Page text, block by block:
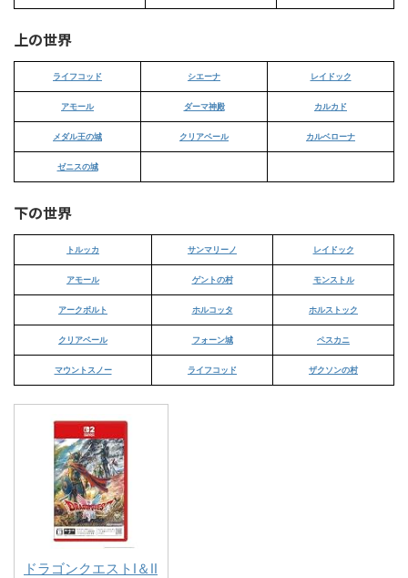
上の世界
ライフコッド シエーナ レイドック
アモール ダーマ神殿 カルカド
メダル王の城 クリアベール カルベローナ
ゼニスの城
下の世界
トルッカ サンマリーノ レイドック
アモール ゲントの村 モンストル
アークボルト ホルコッタ ホルストック
クリアベール フォーン城 ペスカニ
マウントスノー ライフコッド ザクソンの村
ドラゴンクエストI＆II